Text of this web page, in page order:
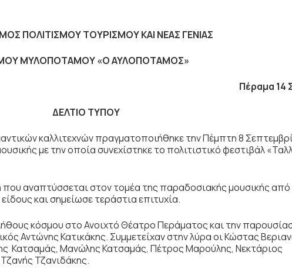
ΠΟΛΙΤΙΣΜΟΥ ΤΟΥΡΙΣΜΟΥ ΚΑΙ ΝΕΑΣ ΓΕΝΙΑΣ
ΜΥΛΟΠΟΤΑΜΟΥ «Ο ΑΥΛΟΠΟΤΑΜΟΣ»
Πέραμα 14
ΔΕΛΤΙΟ ΤΥΠΟΥ
καλλιτεχνών πραγματοποιήθηκε την Πέμπτη 8
με την οποία συνεχίστηκε το πολιτιστικό φεστιβάλ
που αναπτύσσεται στον τομέα της παραδοσιακής μουσικής
και σημείωσε τεράστια επιτυχία.
κόσμου στο Ανοιχτό Θέατρο Περάματος και την
Αντώνης Κατικάκης. Συμμετείχαν στην λύρα οι Κώστας
Κατσαμάς, Μανώλης Κατσαμάς, Πέτρος Μαρούλης, Νεκτάριος
Τζανιδάκης.